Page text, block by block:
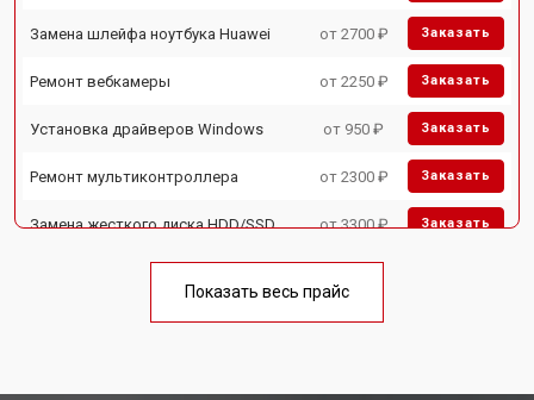
Замена шлейфа ноутбука Huawei от 2700 ₽ Заказать
Ремонт вебкамеры от 2250 ₽ Заказать
Установка драйверов Windows от 950 ₽ Заказать
Ремонт мультиконтроллера от 2300 ₽ Заказать
Замена жесткого диска HDD/SSD от 3300 ₽ Заказать
Замена клавиатуры от 2900 ₽
Показать весь прайс